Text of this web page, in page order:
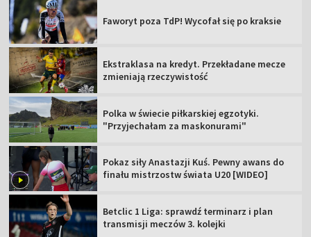
Faworyt poza TdP! Wycofał się po kraksie
Ekstraklasa na kredyt. Przekładane mecze
zmieniają rzeczywistość
Polka w świecie piłkarskiej egzotyki.
"Przyjechałam za maskonurami"
Pokaz siły Anastazji Kuś. Pewny awans do
finału mistrzostw świata U20 [WIDEO]
Betclic 1 Liga: sprawdź terminarz i plan
transmisji meczów 3. kolejki